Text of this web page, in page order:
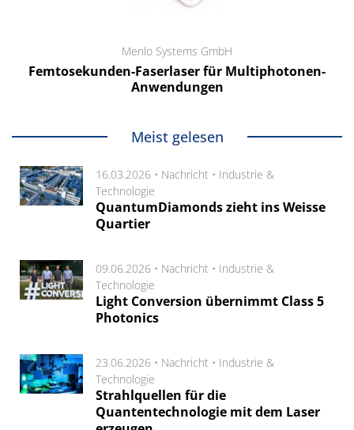
Menlo Systems GmbH
Femtosekunden-Faserlaser für Multiphotonen-
Anwendungen
Meist gelesen
16.03.2026 • Nachricht • Industrie &
Technologie
QuantumDiamonds zieht ins Weisse
Quartier
09.06.2026 • Nachricht • Industrie &
Technologie
Light Conversion übernimmt Class 5
Photonics
23.06.2026 • Nachricht • Industrie &
Technologie
Strahlquellen für die
Quantentechnologie mit dem Laser